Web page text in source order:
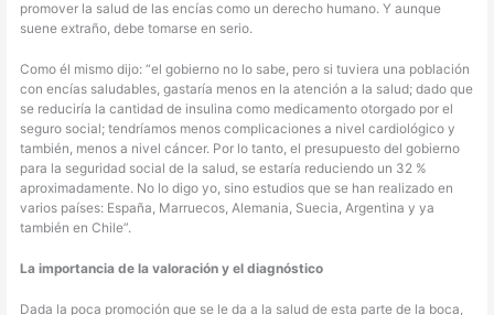
promover la salud de las encías como un derecho humano. Y aunque
suene extraño, debe tomarse en serio.
Como él mismo dijo: “el gobierno no lo sabe, pero si tuviera una población
con encías saludables, gastaría menos en la atención a la salud; dado que
se reduciría la cantidad de insulina como medicamento otorgado por el
seguro social; tendríamos menos complicaciones a nivel cardiológico y
también, menos a nivel cáncer. Por lo tanto, el presupuesto del gobierno
para la seguridad social de la salud, se estaría reduciendo un 32 %
aproximadamente. No lo digo yo, sino estudios que se han realizado en
varios países: España, Marruecos, Alemania, Suecia, Argentina y ya
también en Chile”.
La importancia de la valoración y el diagnóstico
Dada la poca promoción que se le da a la salud de esta parte de la boca,